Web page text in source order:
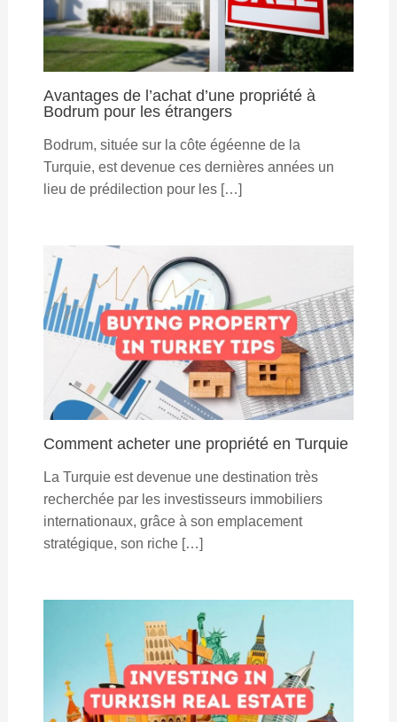
Avantages de l’achat d’une propriété à
Bodrum pour les étrangers
Bodrum, située sur la côte égéenne de la
Turquie, est devenue ces dernières années un
lieu de prédilection pour les […]
Comment acheter une propriété en Turquie
La Turquie est devenue une destination très
recherchée par les investisseurs immobiliers
internationaux, grâce à son emplacement
stratégique, son riche […]